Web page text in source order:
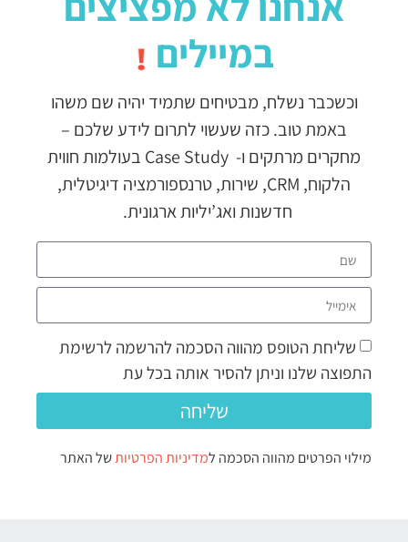
במיילים !
וכשכבר נשלח, מבטיחים שתמיד יהיה שם משהו
באמת טוב. כזה שעשוי לתרום לידע שלכם –
מחקרים מרתקים ו- Case Study בעולמות חווית
הלקוח, CRM, שירות, טרנספורמציה דיגיטלית,
חדשנות ואג’יליות ארגונית.
שליחת הטופס מהווה הסכמה להרשמה לרשימת
התפוצה שלנו וניתן להסיר אותה בכל עת
שליחה
מילוי הפרטים מהווה הסכמה למדיניות הפרטיותשל האתר